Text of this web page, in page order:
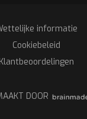
informatie
Cookiebeleid
Klantbeoordelingen
DOOR